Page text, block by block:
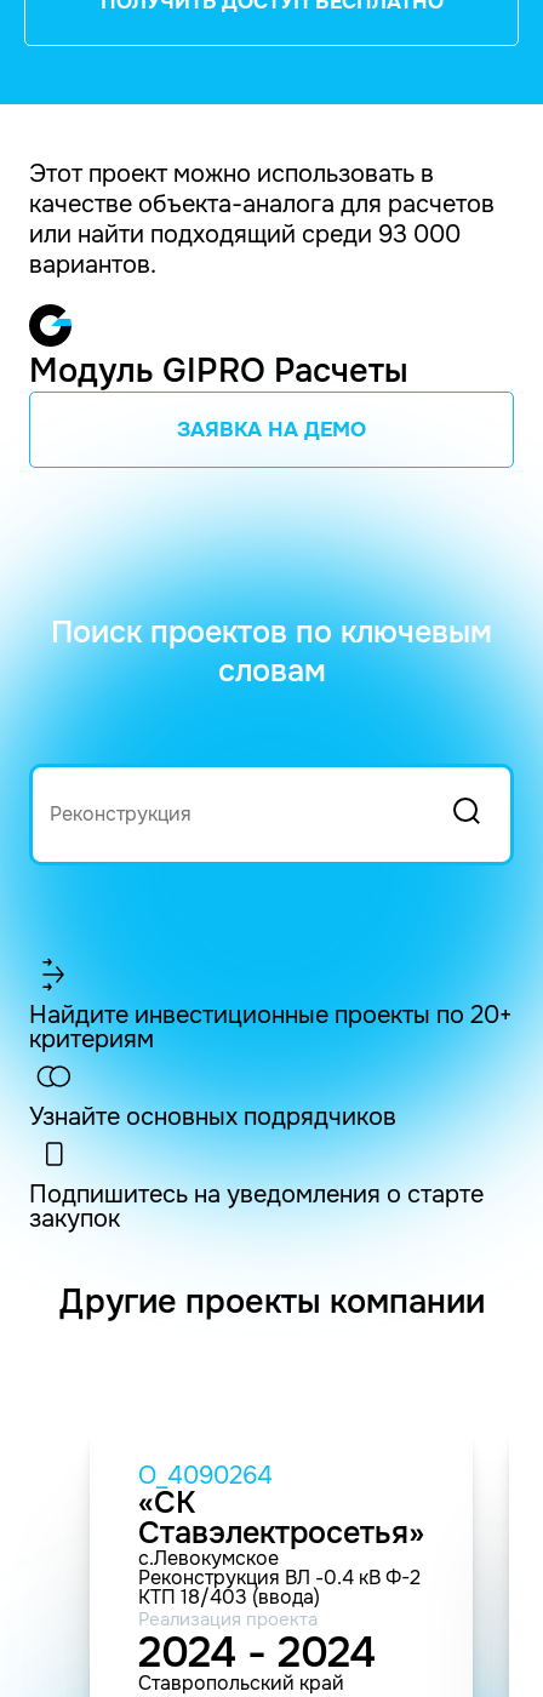
Этот проект можно использовать в
качестве объекта-аналога для расчетов
или найти подходящий среди 93 000
вариантов.
Модуль GIPRO Расчеты
ЗАЯВКА НА ДЕМО
Поиск проектов по ключевым
словам
Найдите инвестиционные проекты по 20+
критериям
Узнайте основных подрядчиков
Подпишитесь на уведомления о старте
закупок
Другие проекты компании
O_4090264
«СК
Ставэлектросетья»
с.Левокумское
Реконструкция ВЛ -0.4 кВ Ф-2
КТП 18/403 (ввода)
Реализация проекта
2024 - 2024
Ставропольский край